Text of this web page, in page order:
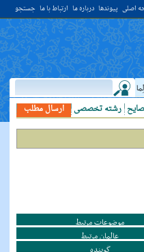
اصلی پیوندها درباره ما ارتباط با ما جستجو
لَهُ خادِما ؛ هرگاه دانشمندى ديدى، به او
ارسال مطلب
رشته تخصصی
موضوعات مرتبط
عالمان مرتبط